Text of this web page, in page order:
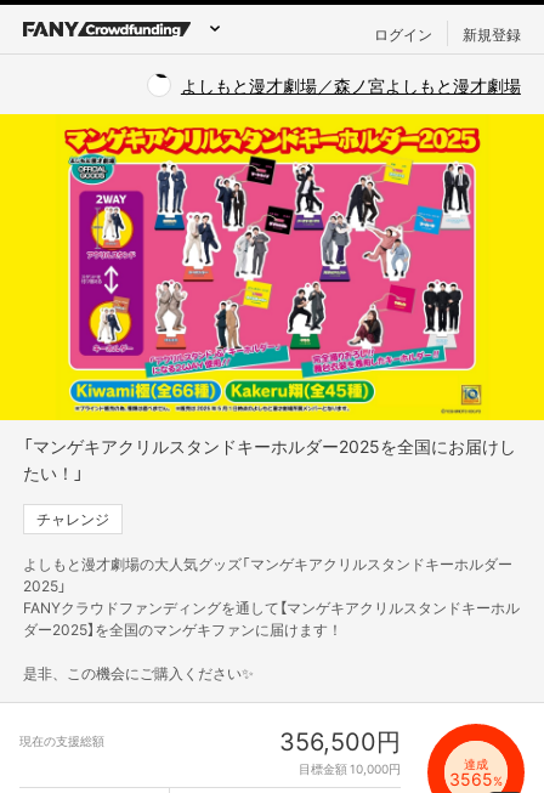
ログイン 新規登録
よしもと漫才劇場／森ノ宮よしもと漫才劇場
「マンゲキアクリルスタンドキーホルダー2025を全国にお届けし
たい！」
チャレンジ
よしもと漫才劇場の大人気グッズ「マンゲキアクリルスタンドキーホルダー
2025」
FANYクラウドファンディングを通して【マンゲキアクリルスタンドキーホル
ダー2025】を全国のマンゲキファンに届けます！
是非、この機会にご購入ください✨
現在の支援総額 356,500円
目標金額 10,000円 達成
3565%